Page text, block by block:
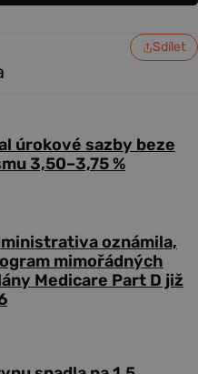
Sdílet
úrokové sazby beze
3,50–3,75 %
oznámila,
mimořádných
Medicare Part D již